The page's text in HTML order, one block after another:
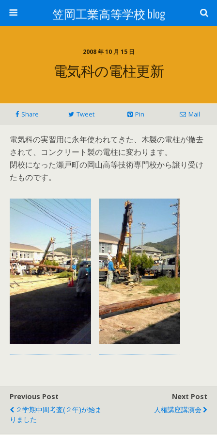
笠岡工業高等学校 blog
2008 年 10 月 15 日
電気科の電柱更新
Share Tweet Pin Mail
電気科の実習用に永年使われてきた、木製の電柱が撤去
されて、コンクリート製の電柱に変わります。
閉校になった瀬戸町の岡山高等技術専門校から譲り受け
たものです。
Previous Post
２学期中間考査(２年)が始ま
りました
Next Post
人権講座講演会